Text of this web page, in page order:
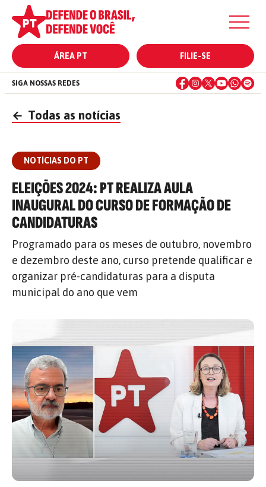
ÁREA PT FILIE-SE
SIGA NOSSAS REDES
← Todas as notícias
NOTÍCIAS DO PT
ELEIÇÕES 2024: PT REALIZA AULA
INAUGURAL DO CURSO DE FORMAÇÃO DE
CANDIDATURAS
Programado para os meses de outubro, novembro
e dezembro deste ano, curso pretende qualificar e
organizar pré-candidaturas para a disputa
municipal do ano que vem